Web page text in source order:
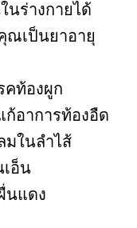
นร่างกายได้
ณเป็นยาอายุ
คท้องผูก
อาการท้องอืด
มในลำไส้
อ็น
นแดง